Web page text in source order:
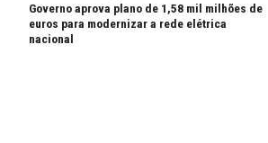
Governo aprova plano de 1,58 mil milhões de
euros para modernizar a rede elétrica
nacional